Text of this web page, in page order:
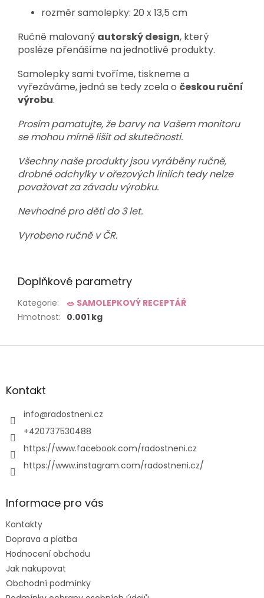
rozměr samolepky: 20 x 13,5 cm
Ručně malovaný autorský design, který
posléze přenášíme na jednotlivé produkty.
Samolepky sami tvoříme, tiskneme a
vyřezáváme, jedná se tedy zcela o českou ruční
výrobu.
Prosím pamatujte, že barvy na Vašem monitoru
se mohou mírně lišit od skutečnosti.
Všechny naše produkty jsou vyráběny ručně,
drobné odchylky v ořezových liniích tedy nelze
považovat za závadu výrobku.
Nevhodné pro děti do 3 let.
Vyrobeno ručně v ČR.
Doplňkové parametry
Kategorie:
🥗 SAMOLEPKOVÝ RECEPTÁŘ
Hmotnost: 0.001 kg
Z
aKontakt
info@radostneni.cz
+420737530488
https://www.facebook.com/radostneni.cz
https://www.instagram.com/radostneni.cz/
Informace pro vás
Kontakty
Doprava a platba
Hodnocení obchodu
Jak nakupovat
Obchodní podmínky